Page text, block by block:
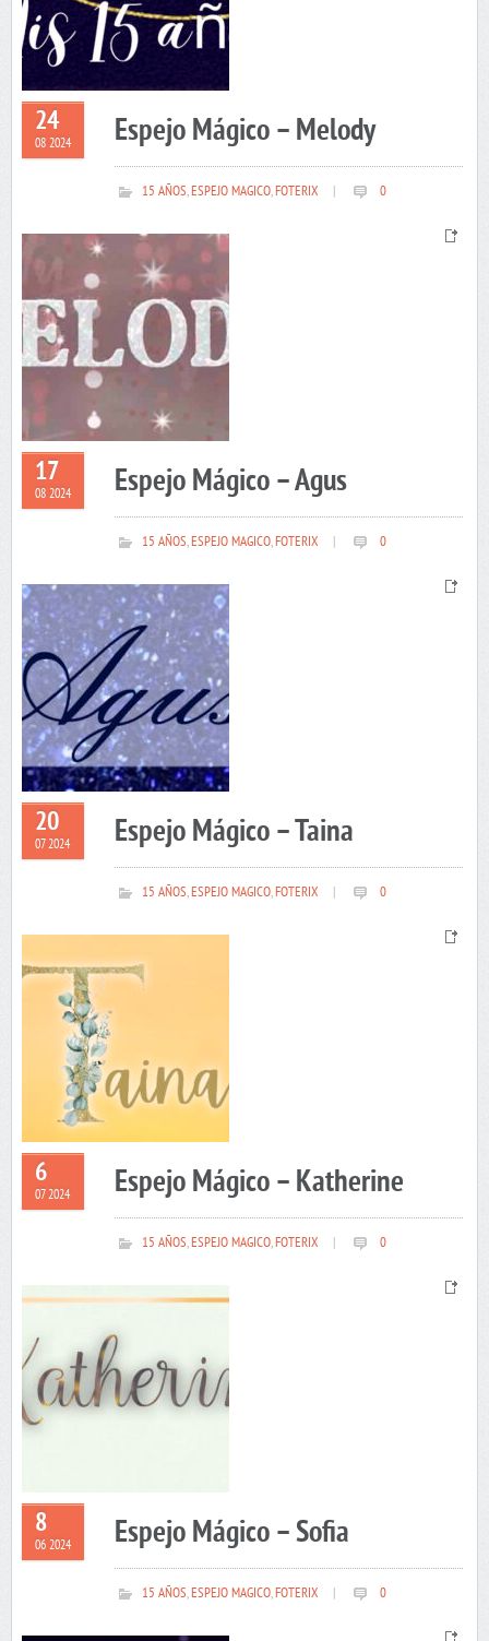
24
08 2024 Espejo Mágico – Melody
15 AÑOS,ESPEJO MAGICO,FOTERIX 0
17
08 2024 Espejo Mágico – Agus
15 AÑOS,ESPEJO MAGICO,FOTERIX 0
20
07 2024 Espejo Mágico – Taina
15 AÑOS,ESPEJO MAGICO,FOTERIX 0
6
07 2024 Espejo Mágico – Katherine
15 AÑOS,ESPEJO MAGICO,FOTERIX 0
8
06 2024 Espejo Mágico – Sofia
15 AÑOS,ESPEJO MAGICO,FOTERIX 0